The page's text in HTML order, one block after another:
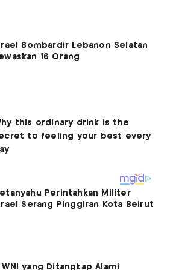
Bombardir Lebanon Selatan
16 Orang
Perintahkan Militer
Serang Pinggiran Kota Beirut
WNI yang Ditangkap Alami